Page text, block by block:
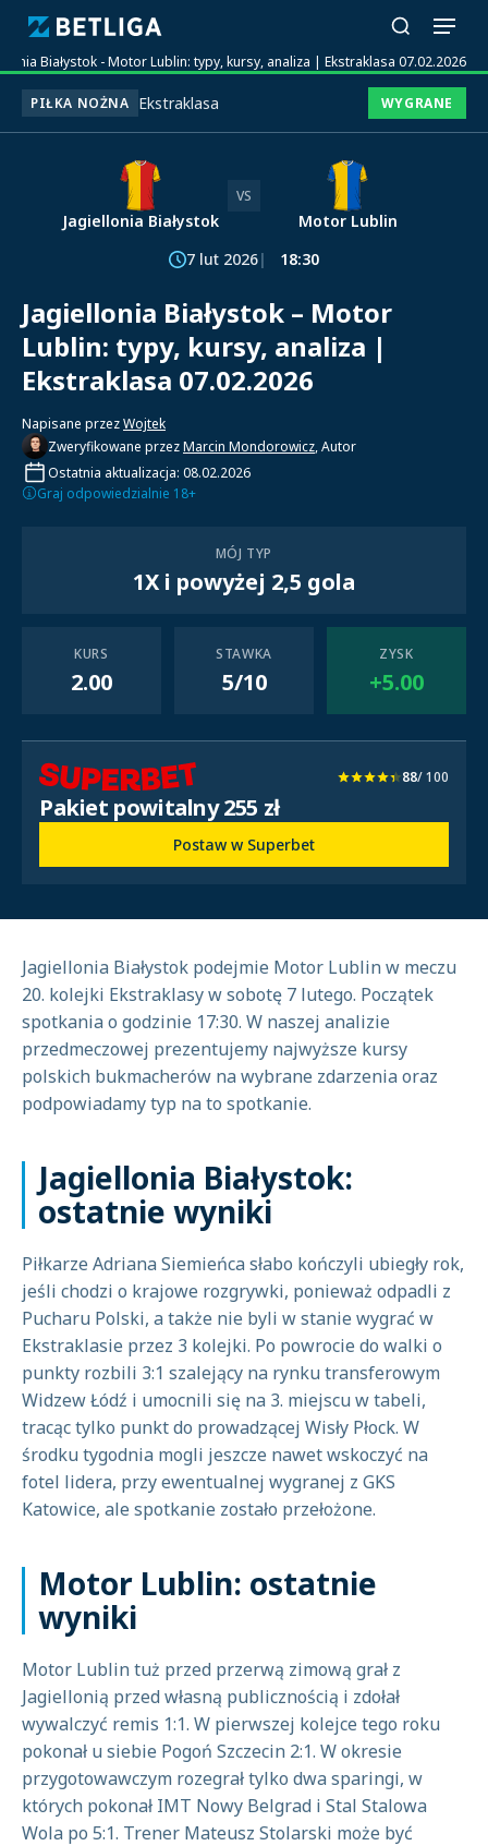
Białystok - Motor Lublin: typy, kursy, analiza | Ekstraklasa 07.02.2026
PIŁKA NOŻNA Ekstraklasa WYGRANE
Jagiellonia Białystok
VS
Motor Lublin
7 lut 2026
18:30
Jagiellonia Białystok – Motor
Lublin: typy, kursy, analiza |
Ekstraklasa 07.02.2026
Napisane przezWojtek
Zweryfikowane przezMarcin Mondorowicz, Autor
Ostatnia aktualizacja: 08.02.2026
Graj odpowiedzialnie 18+
MÓJ TYP
1X i powyżej 2,5 gola
KURS
2.00
STAWKA
5/10
ZYSK
+5.00
88/ 100
Pakiet powitalny 255 zł
Postaw w Superbet
Jagiellonia Białystok podejmie Motor Lublin w meczu
20. kolejki Ekstraklasy w sobotę 7 lutego. Początek
spotkania o godzinie 17:30. W naszej analizie
przedmeczowej prezentujemy najwyższe kursy
polskich bukmacherów na wybrane zdarzenia oraz
podpowiadamy typ na to spotkanie.
Jagiellonia Białystok:
ostatnie wyniki
Piłkarze Adriana Siemieńca słabo kończyli ubiegły rok,
jeśli chodzi o krajowe rozgrywki, ponieważ odpadli z
Pucharu Polski, a także nie byli w stanie wygrać w
Ekstraklasie przez 3 kolejki. Po powrocie do walki o
punkty rozbili 3:1 szalejący na rynku transferowym
Widzew Łódź i umocnili się na 3. miejscu w tabeli,
tracąc tylko punkt do prowadzącej Wisły Płock. W
środku tygodnia mogli jeszcze nawet wskoczyć na
fotel lidera, przy ewentualnej wygranej z GKS
Katowice, ale spotkanie zostało przełożone.
Motor Lublin: ostatnie
wyniki
Motor Lublin tuż przed przerwą zimową grał z
Jagiellonią przed własną publicznością i zdołał
wywalczyć remis 1:1. W pierwszej kolejce tego roku
pokonał u siebie Pogoń Szczecin 2:1. W okresie
przygotowawczym rozegrał tylko dwa sparingi, w
których pokonał IMT Nowy Belgrad i Stal Stalowa
Wola po 5:1. Trener Mateusz Stolarski może być